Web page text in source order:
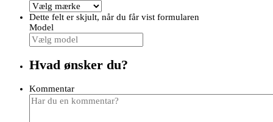
Dette felt er skjult, når du får vist formularen
Model
Hvad ønsker du?
Kommentar